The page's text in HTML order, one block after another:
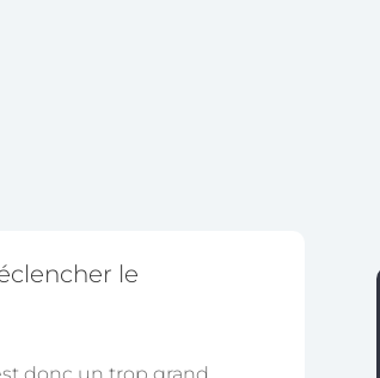
le